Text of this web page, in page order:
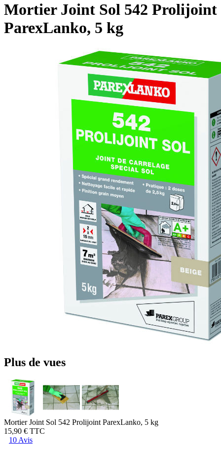
Mortier Joint Sol 542 Prolijoint
ParexLanko, 5 kg
Plus de vues
Mortier Joint Sol 542 Prolijoint ParexLanko, 5 kg
15,90 € TTC
10 Avis